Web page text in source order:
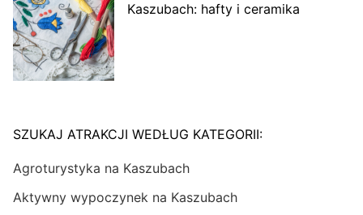
Kaszubach: hafty i ceramika
SZUKAJ ATRAKCJI WEDŁUG KATEGORII:
Agroturystyka na Kaszubach
Aktywny wypoczynek na Kaszubach